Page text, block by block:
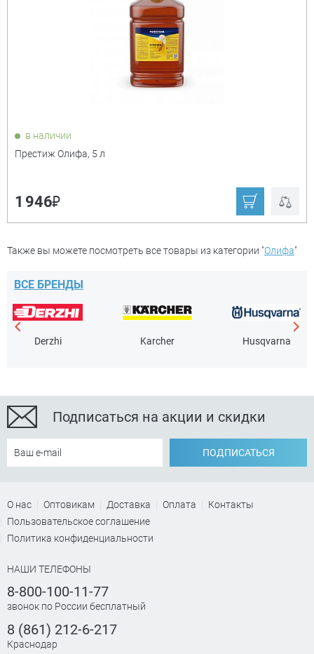
в наличии
Престиж Олифа, 5 л
1 946₽
Также вы можете посмотреть все товары из категории "Олифа"
ВСЕ БРЕНДЫ
Derzhi Karcher Husqvarna
Подписаться на акции и скидки
ПОДПИСАТЬСЯ
О нас Оптовикам Доставка Оплата
Контакты
Пользовательское соглашение
Политика конфиденциальности
НАШИ ТЕЛЕФОНЫ
8-800-100-11-77
звонок по России бесплатный
8 (861) 212-6-217
Краснодар